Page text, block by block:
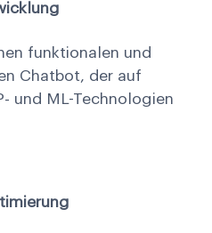
funktionalen und
Chatbot, der auf
und ML-Technologien